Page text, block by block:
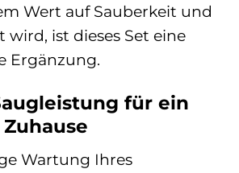
Wert auf Sauberkeit und
wird, ist dieses Set eine
Ergänzung.
für ein
Wartung Ihres